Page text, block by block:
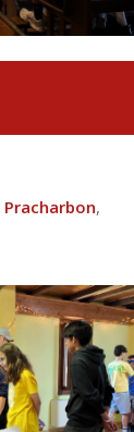
Pracharbon,